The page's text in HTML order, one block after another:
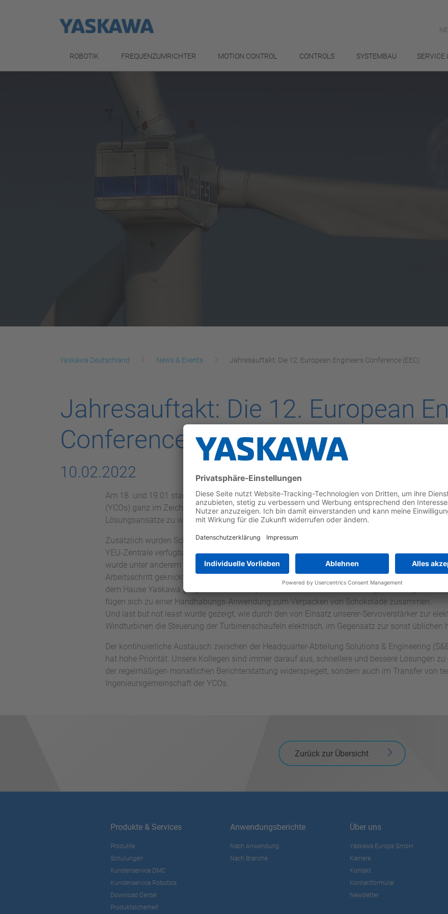
ROBOTIK FREQUENZUMRICHTER MOTION CONTROL CONTROLS SYSTEMBAU SERVICE
Yaskawa Deutschland News & Events Jahresauftakt: Die 12. European Engineers Conference (EEC)
Jahresauftakt: Die 12. European
Conference (EEC)
10.02.2022
Am 18. und 19.01 stand das virtuelle Treffen der Yaskawa-Ingenieure aus der Zentrale und den
(YCOs) ganz im Zeichen des Wissensaustausches. So wurden neben Best-Practice-
Lösungsansätze zu wiederkehrenden Problemen diskutiert.
Zusätzlich wurden Schulungsinhalte zur funktionalen Sicherheit mit Sigma-7 und der ASM7-
YEU-Zentrale verfügbaren Demos präsentiert. Ein Highlight der zweitägigen Veranstaltung
wurde unter anderem vorgestellt, wie mit Hilfe der kompakten SLIO-Steuerung Kartonagen für
Arbeitsschritt geknickt, gefalzt und zugeschnitten werden können. Auch wurde über eine
dem Hause Yaskawa gesprochen: Roboter, MP3300iec Maschinensteuerung, direkt
fügen sich zu einer Handhabungs-Anwendung zum Verpacken von Schokolade zusammen.
Und last but not least wurde gezeigt, wie durch den von Einsatz unserer-Servoverstärker zur
Windturbinen die Steuerung der Turbinenschaufeln elektrisch, im Gegensatz zur sonst üblichen
Der kontinuierliche Austausch zwischen der Headquarter-Abteilung Solutions & Engineering
hat hohe Priorität. Unsere Kollegen sind immer darauf aus, schnellere und bessere Lösungen
der regelmäßigen monatlichen Berichterstattung widerspiegelt, sondern auch im Transfer von
Ingenieursgemeinschaft der YCOs.
Zurück zur Übersicht
Produkte & Services
Produkte
Schulungen
Kundenservice DMC
Kundenservice Robotics
Download Center
Produktsicherheit
Anwendungsberichte
Nach Anwendung
Nach Branche
Über uns
Yaskawa Europe GmbH
Karriere
Kontakt
Kontaktformular
Newsletter